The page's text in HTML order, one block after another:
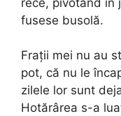
fusese busolă.
Frații mei nu au
pot, că nu le
zilele lor sunt
Hotărârea s-a